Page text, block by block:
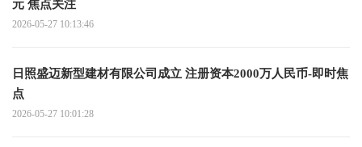
元 焦点关注
2026-05-27 10:13:46
日照盛迈新型建材有限公司成立 注册资本2000万人民币-即时焦
点
2026-05-27 10:01:28